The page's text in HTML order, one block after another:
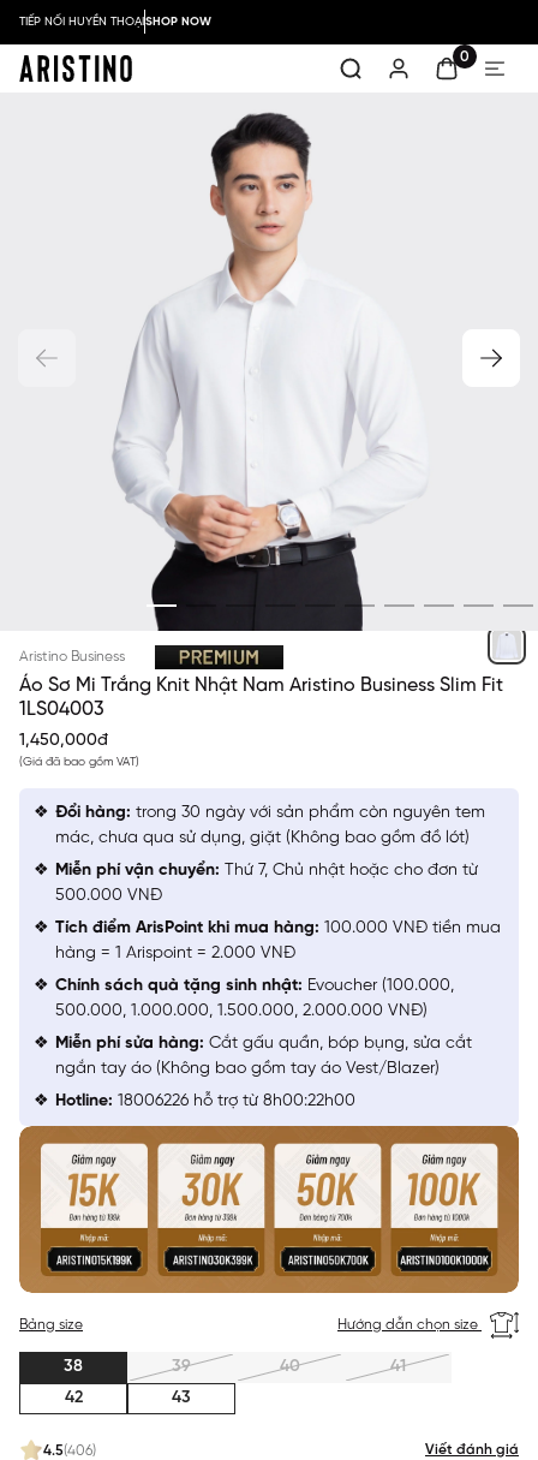
TIẾP NỐI HUYỀN THOẠISHOP NOW
0
Aristino Business
Áo Sơ Mi Trắng Knit Nhật Nam Aristino Business Slim Fit
1LS04003
1,450,000đ
(Giá đã bao gồm VAT)
4.5(406) Viết đánh giá
Bảng size Hướng dẫn chọn size
38 39 40
41
42
43
Đổi hàng: trong 30 ngày với sản phẩm còn nguyên tem
mác, chưa qua sử dụng, giặt (Không bao gồm đồ lót)
Miễn phí vận chuyển: Thứ 7, Chủ nhật hoặc cho đơn từ
500.000 VNĐ
Tích điểm ArisPoint khi mua hàng: 100.000 VNĐ tiền mua
hàng = 1 Arispoint = 2.000 VNĐ
Chính sách quà tặng sinh nhật: Evoucher (100.000,
500.000, 1.000.000, 1.500.000, 2.000.000 VNĐ)
Miễn phí sửa hàng: Cắt gấu quần, bóp bụng, sửa cắt
ngắn tay áo (Không bao gồm tay áo Vest/Blazer)
Hotline: 18006226 hỗ trợ từ 8h00:22h00